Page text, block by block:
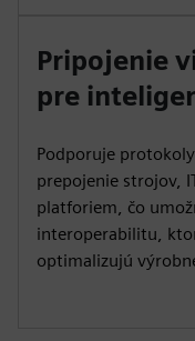
Pripojenie
pre
Podporuje protokoly
prepojenie strojov,
platforiem, čo
interoperabilitu,
optimalizujú